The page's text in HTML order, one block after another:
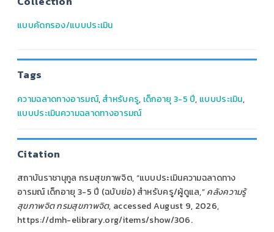
แบบคัดกรอง/แบบประเมิน
Tags
ความฉลาดทางอารมณ์,สำหรับครู, เด็กอายุ 3-5 ปี, แบบประเมิน,
แบบประเมินความฉลาดทางอารมณ์
Citation
สถาบันราชานุกูล กรมสุขภาพจิต, “แบบประเมินความฉลาดทาง
อารมณ์ เด็กอายุ 3-5 ปี (ฉบับย่อ) สำหรับครู/ผู้ดูแล,”คลังความรู้
สุขภาพจิต กรมสุขภาพจิต, accessed August 9, 2026,
https://dmh-elibrary.org/items/show/306.